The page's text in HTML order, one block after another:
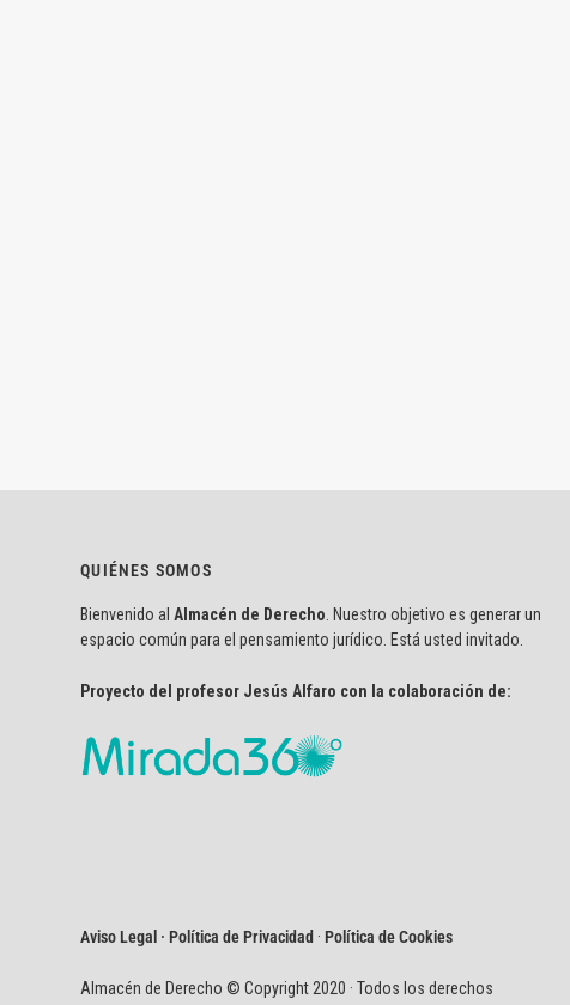
QUIÉNES SOMOS
Bienvenido al Almacén de Derecho . Nuestro objetivo es generar un
espacio común para el pensamiento jurídico. Está usted invitado.
Proyecto del profesor Jesús Alfaro con la colaboración de:
Aviso Legal · Política de Privacidad ·Política de Cookies
Almacén de Derecho © Copyright 2020 · Todos los derechos